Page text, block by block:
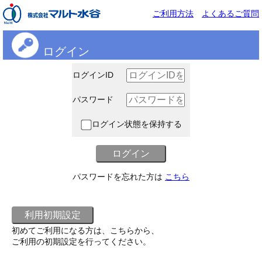
ご利用方法 よくあるご質問
ログイン
ログインID
パスワード
ログイン状態を保持する
パスワードを忘れた方は こちら
初めてご利用になる方は、こちらから、
ご利用の初期設定を行ってください。